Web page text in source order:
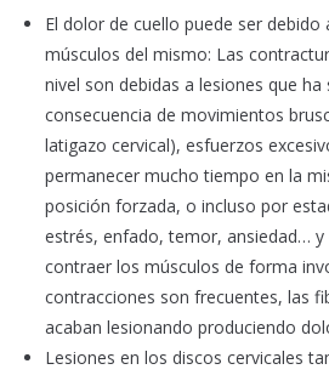
El dolor de cuello puede ser
músculos del mismo: Las
nivel son debidas a lesiones que
consecuencia de movimientos
latigazo cervical), esfuerzos
permanecer mucho tiempo en la
posición forzada, o incluso por
estrés, enfado, temor, ansiedad… y
contraer los músculos de forma
contracciones son frecuentes, las
acaban lesionando produciendo
Lesiones en los discos cervicales